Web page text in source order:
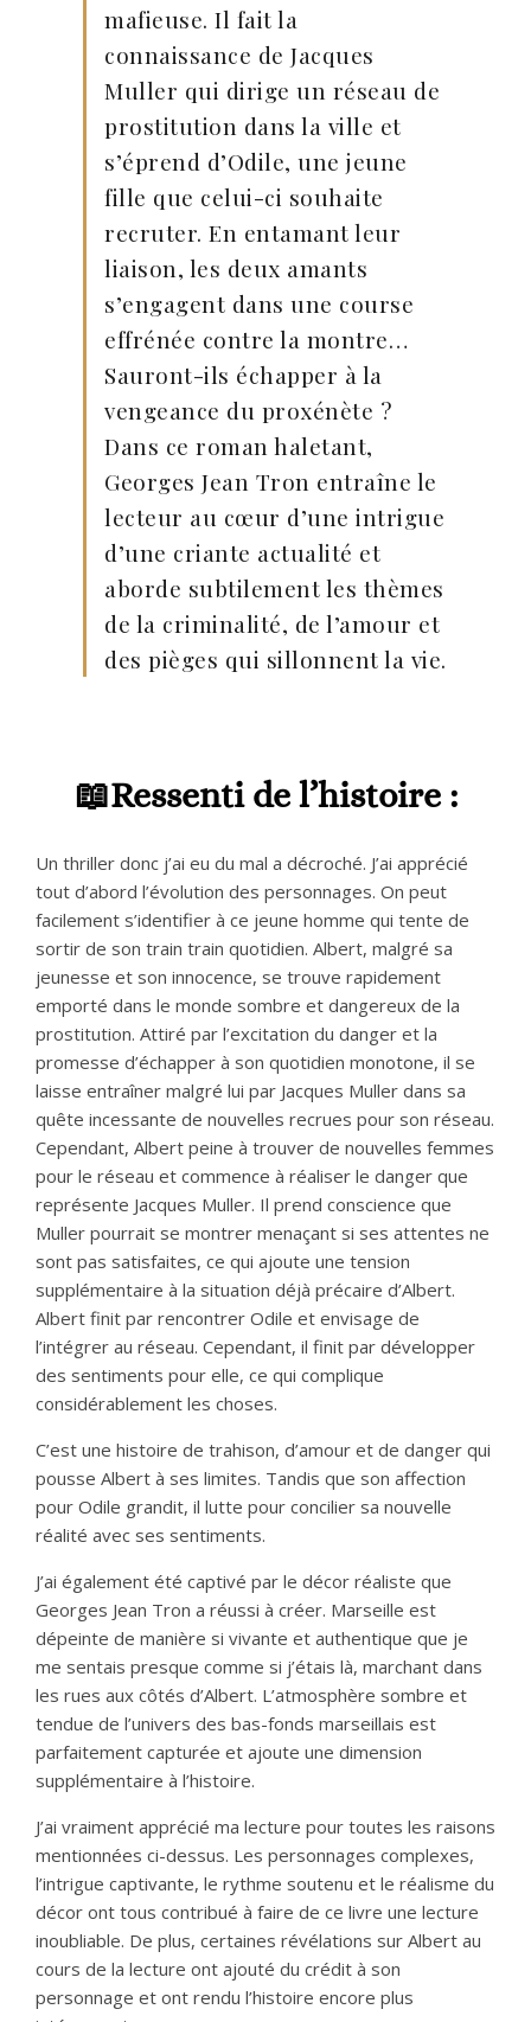
mafieuse. Il fait la
connaissance de Jacques
Muller qui dirige un réseau de
prostitution dans la ville et
s’éprend d’Odile, une jeune
fille que celui-ci souhaite
recruter. En entamant leur
liaison, les deux amants
s’engagent dans une course
effrénée contre la montre…
Sauront-ils échapper à la
vengeance du proxénète ?
Dans ce roman haletant,
Georges Jean Tron entraîne le
lecteur au cœur d’une intrigue
d’une criante actualité et
aborde subtilement les thèmes
de la criminalité, de l’amour et
des pièges qui sillonnent la vie.
📖Ressenti de l’histoire :
Un thriller donc j’ai eu du mal a décroché. J’ai apprécié
tout d’abord l’évolution des personnages. On peut
facilement s’identifier à ce jeune homme qui tente de
sortir de son train train quotidien. Albert, malgré sa
jeunesse et son innocence, se trouve rapidement
emporté dans le monde sombre et dangereux de la
prostitution. Attiré par l’excitation du danger et la
promesse d’échapper à son quotidien monotone, il se
laisse entraîner malgré lui par Jacques Muller dans sa
quête incessante de nouvelles recrues pour son réseau.
Cependant, Albert peine à trouver de nouvelles femmes
pour le réseau et commence à réaliser le danger que
représente Jacques Muller. Il prend conscience que
Muller pourrait se montrer menaçant si ses attentes ne
sont pas satisfaites, ce qui ajoute une tension
supplémentaire à la situation déjà précaire d’Albert.
Albert finit par rencontrer Odile et envisage de
l’intégrer au réseau. Cependant, il finit par développer
des sentiments pour elle, ce qui complique
considérablement les choses.
C’est une histoire de trahison, d’amour et de danger qui
pousse Albert à ses limites. Tandis que son affection
pour Odile grandit, il lutte pour concilier sa nouvelle
réalité avec ses sentiments.
J’ai également été captivé par le décor réaliste que
Georges Jean Tron a réussi à créer. Marseille est
dépeinte de manière si vivante et authentique que je
me sentais presque comme si j’étais là, marchant dans
les rues aux côtés d’Albert. L’atmosphère sombre et
tendue de l’univers des bas-fonds marseillais est
parfaitement capturée et ajoute une dimension
supplémentaire à l’histoire.
J’ai vraiment apprécié ma lecture pour toutes les raisons
mentionnées ci-dessus. Les personnages complexes,
l’intrigue captivante, le rythme soutenu et le réalisme du
décor ont tous contribué à faire de ce livre une lecture
inoubliable. De plus, certaines révélations sur Albert au
cours de la lecture ont ajouté du crédit à son
personnage et ont rendu l’histoire encore plus